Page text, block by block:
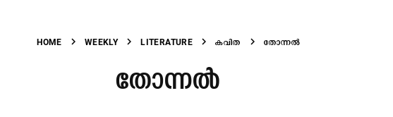
HOME chevron_right WEEKLY chevron_right LITERATURE chevron_right കവിത chevron_right തോന്നൽ
തോന്നൽ